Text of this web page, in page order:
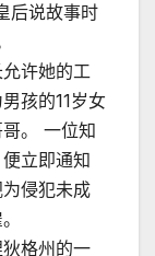
后说故事时
许她的工
孩的11岁女
。 一位知
立即通知
侵犯未成
格州的一